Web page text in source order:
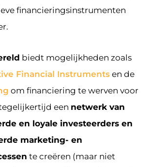
financieringsinstrumenten
biedt mogelijkheden zoals
Financial Instruments en de
om financiering te werven voor
een netwerk van
en loyale investeerders en
marketing- en
te creëren (maar niet